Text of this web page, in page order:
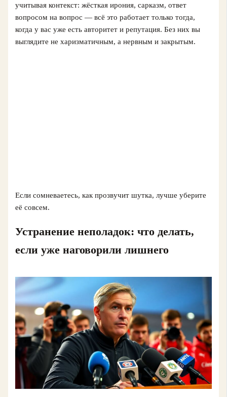
учитывая контекст: жёсткая ирония, сарказм, ответ
вопросом на вопрос — всё это работает только тогда,
когда у вас уже есть авторитет и репутация. Без них вы
выглядите не харизматичным, а нервным и закрытым.
Если сомневаетесь, как прозвучит шутка, лучше уберите
её совсем.
Устранение неполадок: что делать,
если уже наговорили лишнего